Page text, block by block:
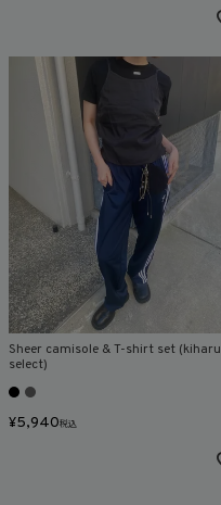
Sheer camisole & T-shirt set (kiharu
select)
¥5,940税込